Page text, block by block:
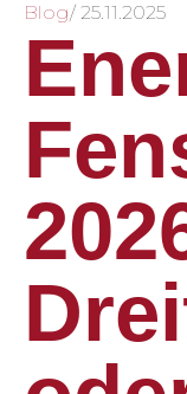
Blog/ 25.11.2025